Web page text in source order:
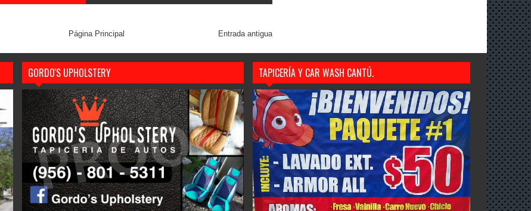
Entrada antigua
Página Principal
GORDO'S UPHOLSTERY TAPICERÍA Y CAR WASH CANTÚ.